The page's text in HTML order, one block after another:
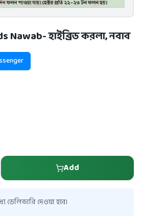
Nawab- হাইব্রিড করলা, নবাব
Add
ডেলিভারি দেওয়া হবে।